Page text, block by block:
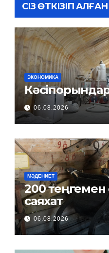
СІЗ ӨТКІЗІП АЛҒАН
ЭКОНОМИКА
06.08.2026
МӘДЕНИЕТ
200 теңгемен өткенге
саяхат
06.08.2026